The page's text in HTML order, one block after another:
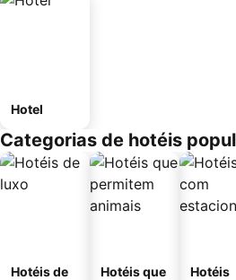
Hotel
Categorias de hotéis
Hotéis de
Hotéis que
Hotéis